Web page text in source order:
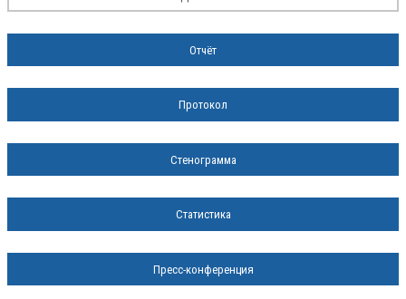
Отчёт
Протокол
Стенограмма
Статистика
Пресс-конференция